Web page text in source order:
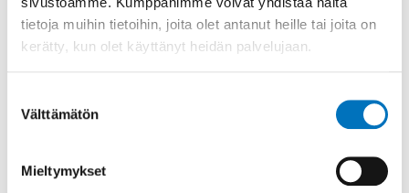
tietoja muihin tietoihin, joita olet antanut heille tai joita on
kerätty, kun olet käyttänyt heidän palvelujaan.
valinta
Välttämätön
Mieltymykset
oikeustieteen opiskelijat
Blogi 12.5.2025
ELSA:sta (European law student
oikeuksist...